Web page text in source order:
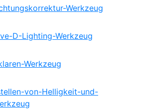
Werkzeug
D-Lighting-Werkzeug
Werkzeug
von-Helligkeit-und-